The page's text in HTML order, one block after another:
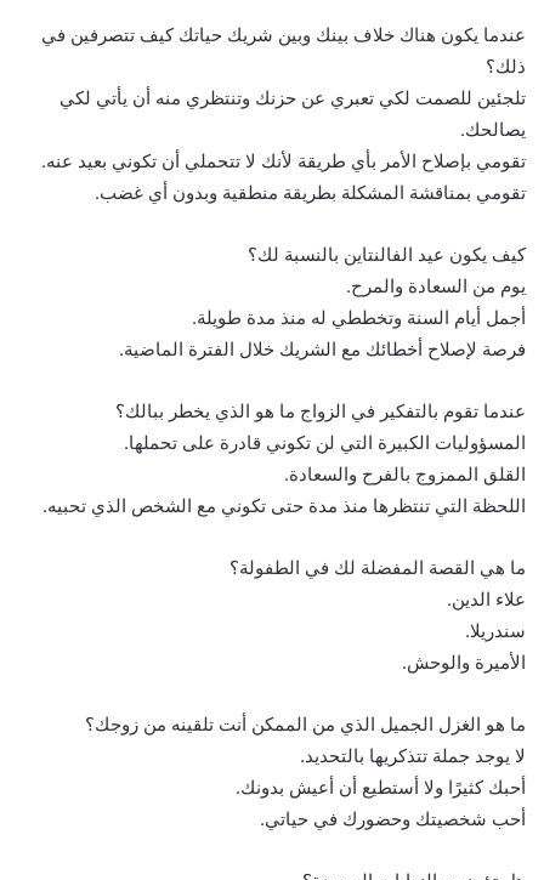
عندما يكون هناك خلاف بينك وبين شريك حياتك كيف تتصرفين في
ذلك؟
تلجئين للصمت لكي تعبري عن حزنك وتنتظري منه أن يأتي لكي
يصالحك.
تقومي بإصلاح الأمر بأي طريقة لأنك لا تتحملي أن تكوني بعيد عنه.
تقومي بمناقشة المشكلة بطريقة منطقية وبدون أي غضب.
كيف يكون عيد الفالنتاين بالنسبة لك؟
يوم من السعادة والمرح.
أجمل أيام السنة وتخططي له منذ مدة طويلة.
فرصة لإصلاح أخطائك مع الشريك خلال الفترة الماضية.
عندما تقوم بالتفكير في الزواج ما هو الذي يخطر ببالك؟
المسؤوليات الكبيرة التي لن تكوني قادرة على تحملها.
القلق الممزوج بالفرح والسعادة.
اللحظة التي تنتظرها منذ مدة حتى تكوني مع الشخص الذي تحبيه.
ما هي القصة المفضلة لك في الطفولة؟
علاء الدين.
سندريلا.
الأميرة والوحش.
ما هو الغزل الجميل الذي من الممكن أنت تلقينه من زوجك؟
لا يوجد جملة تتذكريها بالتحديد.
أحبك كثيرًا ولا أستطيع أن أعيش بدونك.
أحب شخصيتك وحضورك في حياتي.